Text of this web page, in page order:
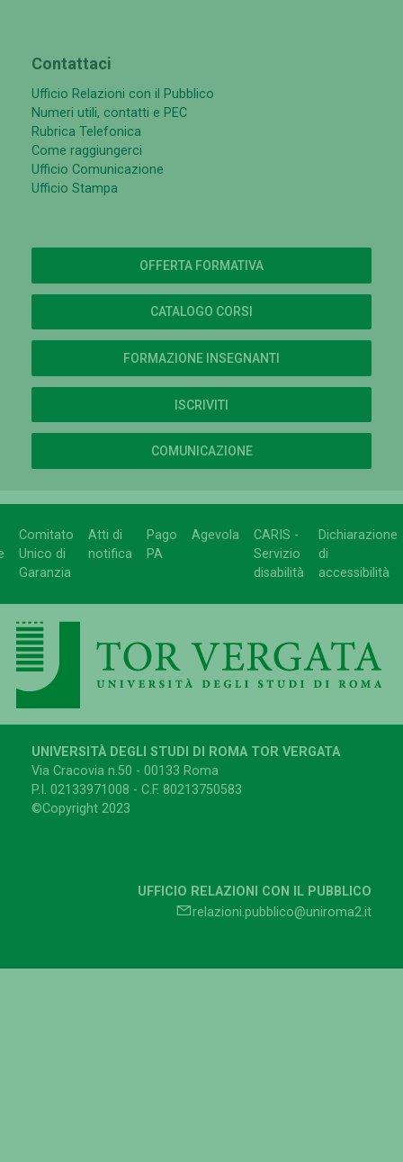
Contattaci
Ufficio Relazioni con il Pubblico
Numeri utili, contatti e PEC
Rubrica Telefonica
Come raggiungerci
Ufficio Comunicazione
Ufficio Stampa
OFFERTA FORMATIVA
CATALOGO CORSI
FORMAZIONE INSEGNANTI
ISCRIVITI
COMUNICAZIONE
Comitato
Unico di
Garanzia
Atti di
notifica
Pago
PA
Agevola
CARIS -
Servizio
disabilità
Dichiarazione
di
accessibilità
UNIVERSITÀ DEGLI STUDI DI ROMA TOR VERGATA
Via Cracovia n.50 - 00133 Roma
P.I. 02133971008 - C.F. 80213750583
©Copyright 2023
UFFICIO RELAZIONI CON IL PUBBLICO
relazioni.pubblico@uniroma2.it